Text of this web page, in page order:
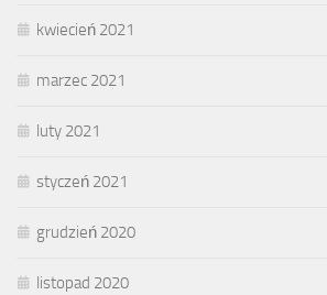
kwiecień 2021
marzec 2021
luty 2021
styczeń 2021
grudzień 2020
listopad 2020